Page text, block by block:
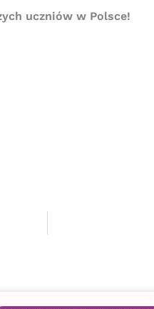
uczniów w Polsce!